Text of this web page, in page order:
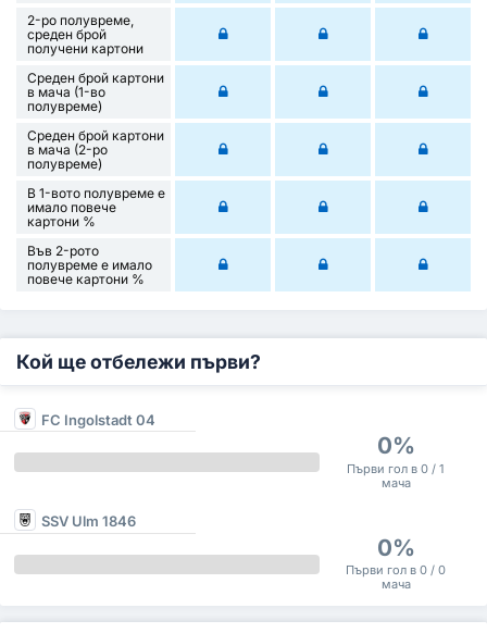
2-ро полувреме,
среден брой
получени картони
Среден брой картони
в мача (1-во
полувреме)
Среден брой картони
в мача (2-ро
полувреме)
В 1-вото полувреме е
имало повече
картони %
Във 2-рото
полувреме е имало
повече картони %
Кой ще отбележи първи?
FC Ingolstadt 04
0%
Първи гол в 0 / 1
мача
SSV Ulm 1846
0%
Първи гол в 0 / 0
мача